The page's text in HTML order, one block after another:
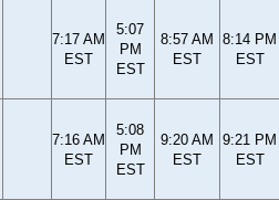
7:17 AM
EST
5:07
PM
EST
8:57 AM
EST
8:14 PM
EST
7:16 AM
EST
5:08
PM
EST
9:20 AM
EST
9:21 PM
EST